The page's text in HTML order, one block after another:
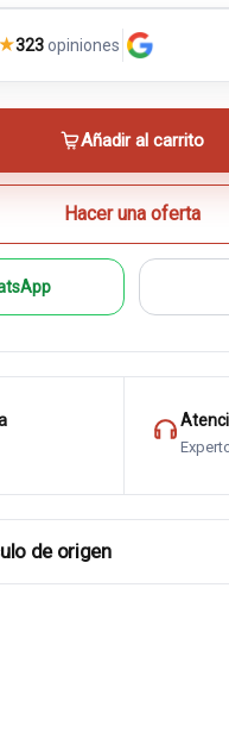
★323opiniones
Añadir al carrito
Hacer una oferta
de origen